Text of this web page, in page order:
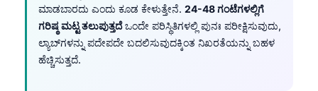
ಮಾಡಬಾರದು ಎಂದು ಕೂಡ ಕೇಳುತ್ತೇನೆ. 24-48 ಗಂಟೆಗಳಲ್ಲಿಗೆ
ಗರಿಷ್ಠ ಮಟ್ಟ ತಲುಪುತ್ತದೆಒಂದೇ ಪರಿಸ್ಥಿತಿಗಳಲ್ಲಿ ಪುನಃ ಪರೀಕ್ಷಿಸುವುದು,
ಲ್ಯಾಬ್‌ಗಳನ್ನು ಪದೇಪದೇ ಬದಲಿಸುವುದಕ್ಕಿಂತ ನಿಖರತೆಯನ್ನು ಬಹಳ
ಹೆಚ್ಚಿಸುತ್ತದೆ.
Português
Ελληνικά
Türkçe